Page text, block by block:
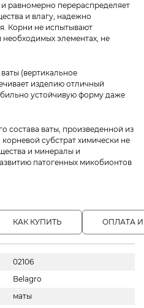
равномерно перераспределяет
и влагу, надежно
Корни не испытывают
необходимых элементах, не
(вертикальное
изделию отличный
устойчивую форму даже
состава ваты, произведенной из
субстрат химически не
и минералы и
патогенных микобионтов
КАК КУПИТЬ ОПЛАТА
02106
Belagro
маты